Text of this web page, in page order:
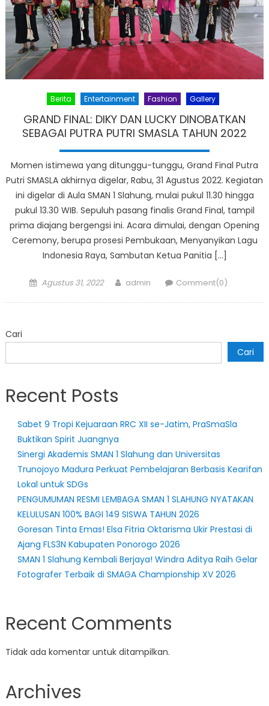
Berita Entertainment Fashion Gallery
GRAND FINAL: DIKY DAN LUCKY DINOBATKAN
SEBAGAI PUTRA PUTRI SMASLA TAHUN 2022
Momen istimewa yang ditunggu-tunggu, Grand Final Putra
Putri SMASLA akhirnya digelar, Rabu, 31 Agustus 2022. Kegiatan
ini digelar di Aula SMAN 1 Slahung, mulai pukul 11.30 hingga
pukul 13.30 WIB. Sepuluh pasang finalis Grand Final, tampil
prima diajang bergengsi ini. Acara dimulai, dengan Opening
Ceremony, berupa prosesi Pembukaan, Menyanyikan Lagu
Indonesia Raya, Sambutan Ketua Panitia […]
Posted
Agustus 31, 2022 Author
admin Comment(0)
Cari
Cari
Recent Posts
Sabet 9 Tropi Kejuaraan RRC XII se-Jatim, PraSmaSla
Buktikan Spirit Juangnya
Sinergi Akademis SMAN 1 Slahung dan Universitas
Trunojoyo Madura Perkuat Pembelajaran Berbasis Kearifan
Lokal untuk SDGs
PENGUMUMAN RESMI LEMBAGA SMAN 1 SLAHUNG NYATAKAN
KELULUSAN 100% BAGI 149 SISWA TAHUN 2026
Goresan Tinta Emas! Elsa Fitria Oktarisma Ukir Prestasi di
Ajang FLS3N Kabupaten Ponorogo 2026
SMAN 1 Slahung Kembali Berjaya! Windra Aditya Raih Gelar
Fotografer Terbaik di SMAGA Championship XV 2026
Recent Comments
Tidak ada komentar untuk ditampilkan.
Archives